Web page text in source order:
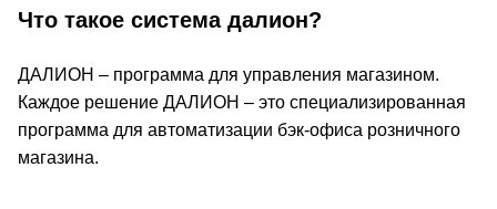
Что такое система далион?
ДАЛИОН – программа для управления магазином.
Каждое решение ДАЛИОН – это специализированная
программа для автоматизации бэк-офиса розничного
магазина.